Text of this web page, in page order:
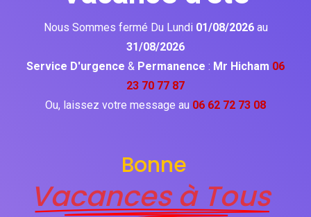
Nous Sommes fermé Du Lundi 01/08/2026 au
31/08/2026
Service D'urgence & Permanence : Mr Hicham 06
23 70 77 87
Ou, laissez votre message au 06 62 72 73 08
Bonne
Vacances à Tous